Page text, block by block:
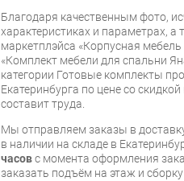
Благодаря качественным фото,
характеристиках и параметрах,
маркетплэйса «Корпусная мебель
«Комплект мебели для спальни
категории Готовые комплекты
Екатеринбурга по цене со
составит труда.
Мы отправляем заказы в
в наличии на складе в
часовс момента оформления
заказать подъём на этаж и